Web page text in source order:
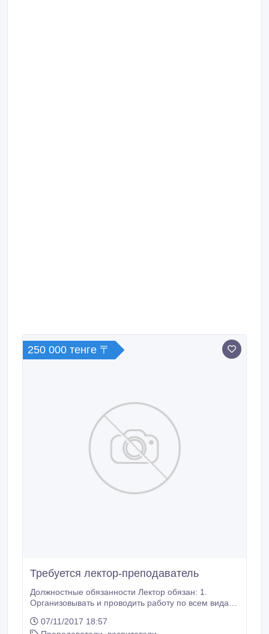
250 000 тенге 〒
Требуется лектор-преподаватель
Должностные обязанности Лектор обязан: 1.
Организовывать и проводить работу по всем видам
учебных планов, разработку и выполнение учебных
07/11/2017 18:57